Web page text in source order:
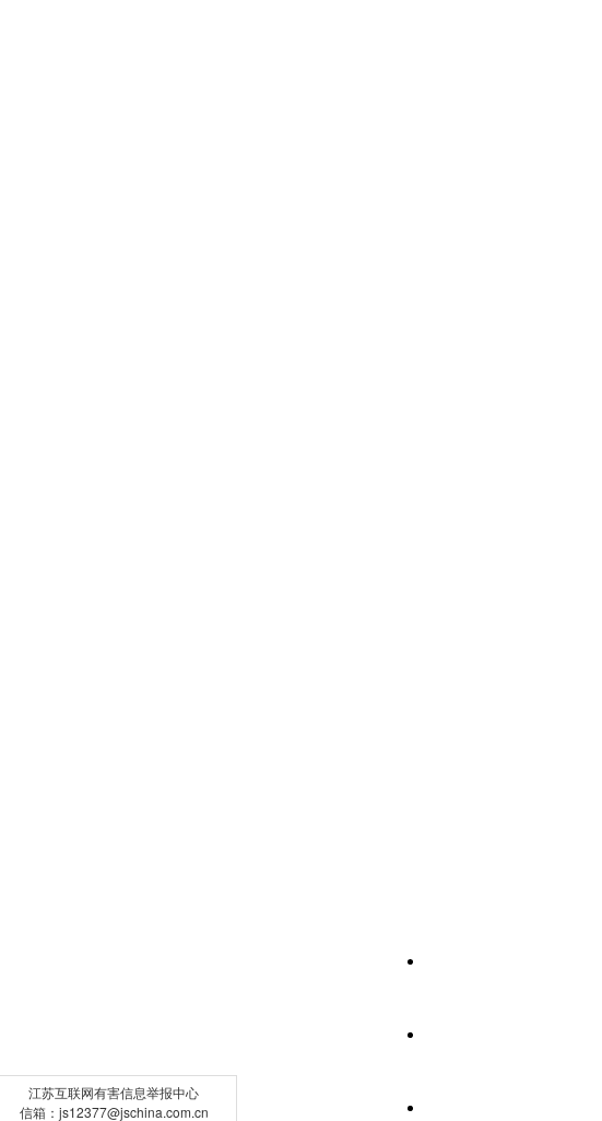
江苏互联网有害信息举报中心
信箱：js12377@jschina.com.cn